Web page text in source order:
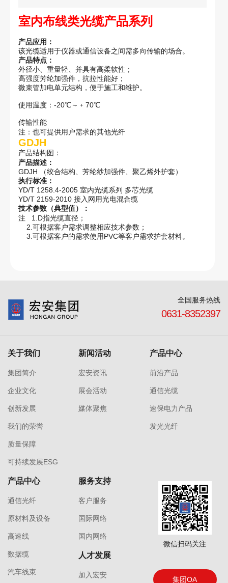
室内布线类光缆产品系列
产品应用：
该光缆适用于仪器或通信设备之间需多向传输的场合。
产品特点：
外径小、重量轻、并具有高柔软性；
高强度芳纶加强件，抗拉性能好；
微束管加电单元结构，便于施工和维护。
使用温度：-20℃～﹢70℃
传输性能
注：也可提供用户需求的其他光纤
GDJH
产品结构图：
产品描述：
GDJH （绞合结构、芳纶纱加强件、聚乙烯外护套）
执行标准：
YD/T 1258.4-2005 室内光缆系列 多芯光缆
YD/T 2159-2010 接入网用光电混合缆
技术参数（典型值）：
注 1.D指光缆直径；
2.可根据客户需求调整相应技术参数；
3.可根据客户的需求使用PVC等客户需求护套材料。
全国服务热线
0631-8352397
关于我们
集团简介
企业文化
创新发展
我们的荣誉
质量保障
可持续发展ESG
新闻活动
宏安资讯
展会活动
媒体聚焦
产品中心
前沿产品
通信光缆
速保电力产品
发光光纤
产品中心
通信光纤
原材料及设备
高速线
数据缆
汽车线束
服务支持
客户服务
国际网络
国内网络
人才发展
加入宏安
微信扫码关注
集团OA